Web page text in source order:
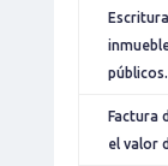
públicos.
Factura
el valor